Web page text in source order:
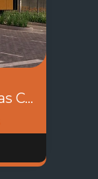
Residencial Vista Campinas COD:18451